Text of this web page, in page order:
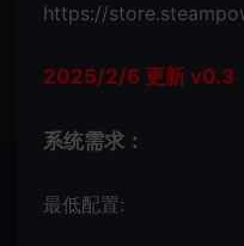
https://
2025/2/6 更新 v0.3
系统需求：
最低配置: